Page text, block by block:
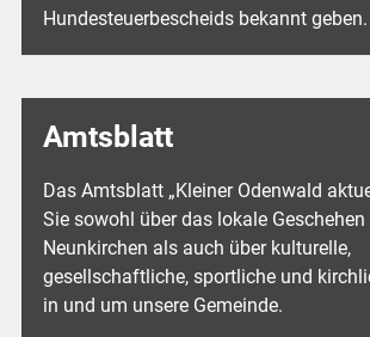
Hundesteuerbescheids bekannt geben.
Amtsblatt
Das Amtsblatt „Kleiner Odenwald
Sie sowohl über das lokale Geschehen
Neunkirchen als auch über kulturelle,
gesellschaftliche, sportliche und
in und um unsere Gemeinde.